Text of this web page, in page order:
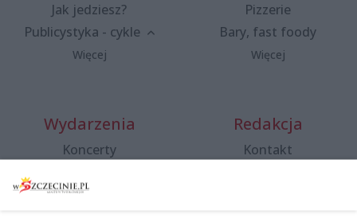
Jak jedziesz?
Publicystyka - cykle
Więcej
Pizzerie
Bary, fast foody
Więcej
Wydarzenia
Koncerty
Spacery i oprowadzania
Redakcja
Kontakt